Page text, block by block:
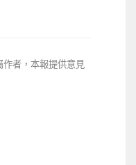
者，本報提供意見